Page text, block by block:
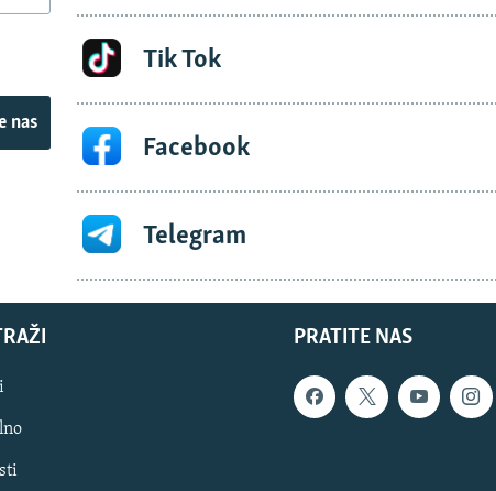
nas
Tik Tok
Facebook
Telegram
PRATITE NAS